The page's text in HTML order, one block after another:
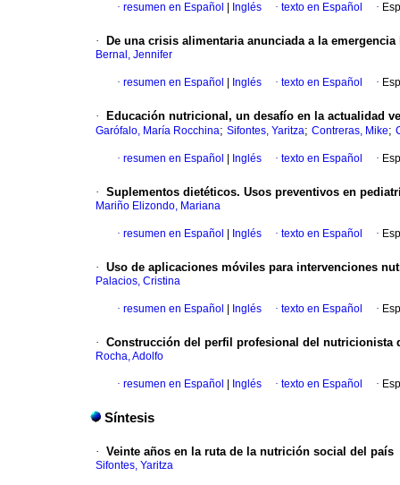
· resumen en Español Inglés · texto en Español ·
· De una crisis alimentaria anunciada a la
Bernal, Jennifer
· resumen en Español Inglés · texto en Español ·
· Educación nutricional, un desafío en la actualidad
Garófalo, María Rocchina; Sifontes, Yaritza; Contreras, Mike;
· resumen en Español Inglés · texto en Español ·
· Suplementos dietéticos. Usos preventivos en
Mariño Elizondo, Mariana
· resumen en Español Inglés · texto en Español ·
· Uso de aplicaciones móviles para intervenciones
Palacios, Cristina
· resumen en Español Inglés · texto en Español ·
· Construcción del perfil profesional del nutricionista
Rocha, Adolfo
· resumen en Español Inglés · texto en Español ·
Síntesis
· Veinte años en la ruta de la nutrición social del país
Sifontes, Yaritza